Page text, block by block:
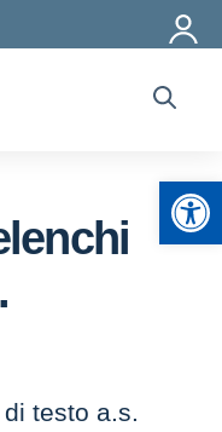
testo a.s.